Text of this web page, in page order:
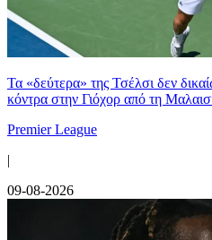
Τα «δεύτερα» της Τσέλσι δεν
κόντρα στην Γιόχορ από τη
Premier League
|
09-08-2026